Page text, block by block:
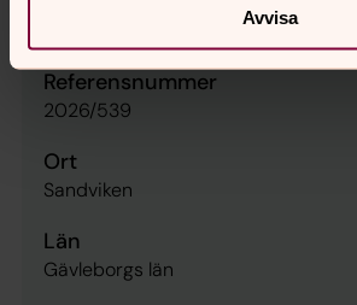
Avvisa
Referensnummer
2026/539
Ort
Sandviken
Län
Gävleborgs län